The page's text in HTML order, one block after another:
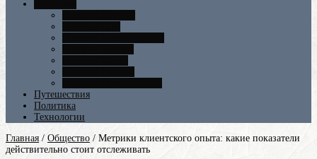
Путешествия
Политика
Технологии
Главная / Общество / Метрики клиентского опыта: какие показатели
действительно стоит отслеживать